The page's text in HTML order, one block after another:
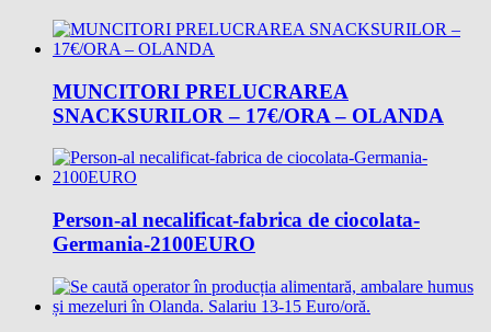
MUNCITORI PRELUCRAREA
SNACKSURILOR – 17€/ORA – OLANDA
Person-al necalificat-fabrica de ciocolata-
Germania-2100EURO